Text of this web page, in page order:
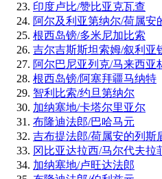
印度卢比/赞比亚克瓦查
阿尔及利亚第纳尔/荷属安
根西岛镑/多米尼加比索
吉尔吉斯斯坦索姆/叙利亚
阿尔巴尼亚列克/马来西亚
根西岛镑/阿塞拜疆马纳特
智利比索/约旦第纳尔
加纳塞地/卡塔尔里亚尔
布隆迪法郎/巴哈马元
吉布提法郎/荷属安的列斯
冈比亚达拉西/马尔代夫拉
加纳塞地/卢旺达法郎